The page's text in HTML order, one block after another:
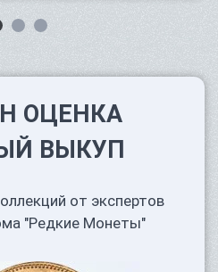
ОЦЕНКА
ВЫКУП
от экспертов
"Редкие Монеты"